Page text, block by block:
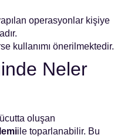
operasyonlar kişiye
kullanımı önerilmektedir.
Neler
oluşan
ile toparlanabilir. Bu